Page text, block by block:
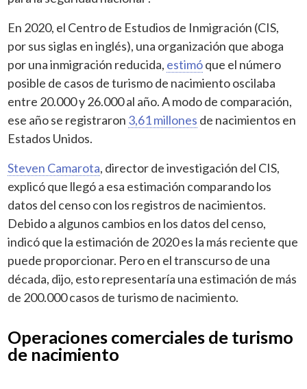
En 2020, el Centro de Estudios de Inmigración (CIS,
por sus siglas en inglés), una organización que aboga
por una inmigración reducida, estimóque el número
posible de casos de turismo de nacimiento oscilaba
entre 20.000 y 26.000 al año. A modo de comparación,
ese año se registraron 3,61 millones de nacimientos en
Estados Unidos.
Steven Camarota, director de investigación del CIS,
explicó que llegó a esa estimación comparando los
datos del censo con los registros de nacimientos.
Debido a algunos cambios en los datos del censo,
indicó que la estimación de 2020 es la más reciente que
puede proporcionar. Pero en el transcurso de una
década, dijo, esto representaría una estimación de más
de 200.000 casos de turismo de nacimiento.
Operaciones comerciales de turismo
de nacimiento